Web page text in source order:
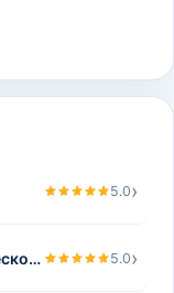
5.0›
Частный детский сад Классическое образование 5.0›